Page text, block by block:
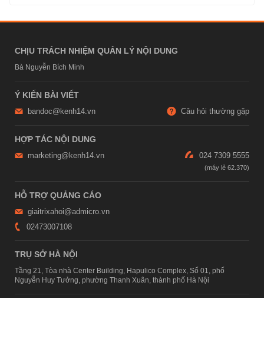
CHỊU TRÁCH NHIỆM QUẢN LÝ NỘI DUNG
Bà Nguyễn Bích Minh
Ý KIẾN BÀI VIẾT
bandoc@kenh14.vn Câu hỏi thường gặp
HỢP TÁC NỘI DUNG
marketing@kenh14.vn 024 7309 5555
HỖ TRỢ QUẢNG CÁO
giaitrixahoi@admicro.vn
02473007108
TRỤ SỞ HÀ NỘI
Tầng 21, Tòa nhà Center Building, Hapulico Complex, Số 01, phố
Nguyễn Huy Tưởng, phường Thanh Xuân, thành phố Hà Nội